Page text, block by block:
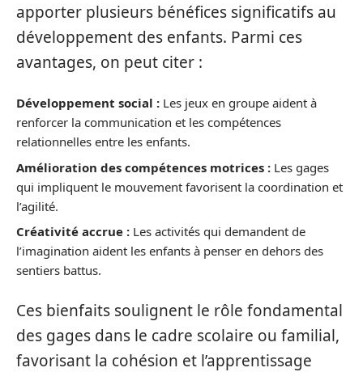
apporter plusieurs bénéfices significatifs au
développement des enfants. Parmi ces
avantages, on peut citer :
Développement social : Les jeux en groupe aident à
renforcer la communication et les compétences
relationnelles entre les enfants.
Amélioration des compétences motrices : Les gages
qui impliquent le mouvement favorisent la coordination et
l’agilité.
Créativité accrue : Les activités qui demandent de
l’imagination aident les enfants à penser en dehors des
sentiers battus.
Ces bienfaits soulignent le rôle fondamental
des gages dans le cadre scolaire ou familial,
favorisant la cohésion et l’apprentissage